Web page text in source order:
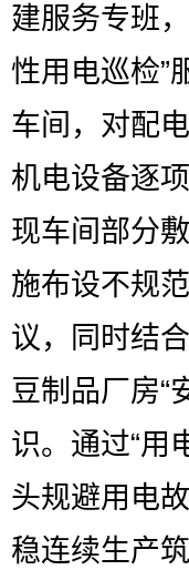
建服务专班
性用电巡检”
车间，对配
机电设备逐
现车间部分
施布设不规
议，同时结
豆制品厂房“
识。通过“用
头规避用电
稳连续生产筑